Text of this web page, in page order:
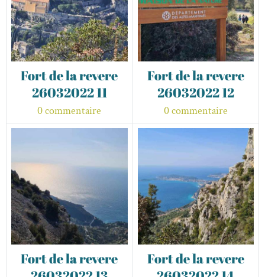
Fort de la revere
26032022 11
0 commentaire
Fort de la revere
26032022 12
0 commentaire
Fort de la revere
Fort de la revere